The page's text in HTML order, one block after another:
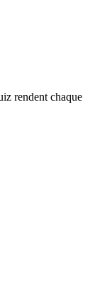
rendent chaque